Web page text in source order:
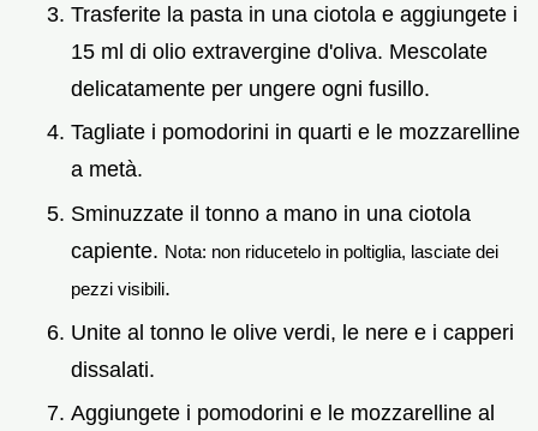
Trasferite la pasta in una ciotola e aggiungete i
15 ml di olio extravergine d'oliva. Mescolate
delicatamente per ungere ogni fusillo.
Tagliate i pomodorini in quarti e le mozzarelline
a metà.
Sminuzzate il tonno a mano in una ciotola
capiente. Nota: non riducetelo in poltiglia, lasciate dei
pezzi visibili.
Unite al tonno le olive verdi, le nere e i capperi
dissalati.
Aggiungete i pomodorini e le mozzarelline al